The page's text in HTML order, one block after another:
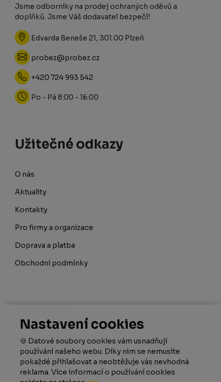
Jsme odborníky na prodej ochraných oděvů a
doplňků. Jsme Váš dodavatel bezpečí!
Edvarda Beneše 21, 301 00 Plzeň
probez@probez.cz
+420 724 993 542
Po - Pá 8:00 - 16:00
Užitečné odkazy
O nás
Aktuality
Kontakty
Pro firmy a organizace
Doprava a platba
Obchodní podmínky
Nevíte si rady? Poradím s výběrem!
Více zde
Nastavení cookies
🍪 Datové soubory cookies vám usnadňují
používání našeho webu. Díky nim se nemusíte
pokaždé přihlašovat a neobtěžuje vás nevhodná
reklama. Více informací o používání cookies